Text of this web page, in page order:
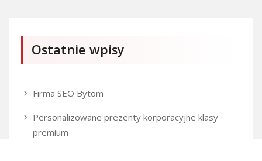
Ostatnie wpisy
Firma SEO Bytom
Personalizowane prezenty korporacyjne klasy
premium